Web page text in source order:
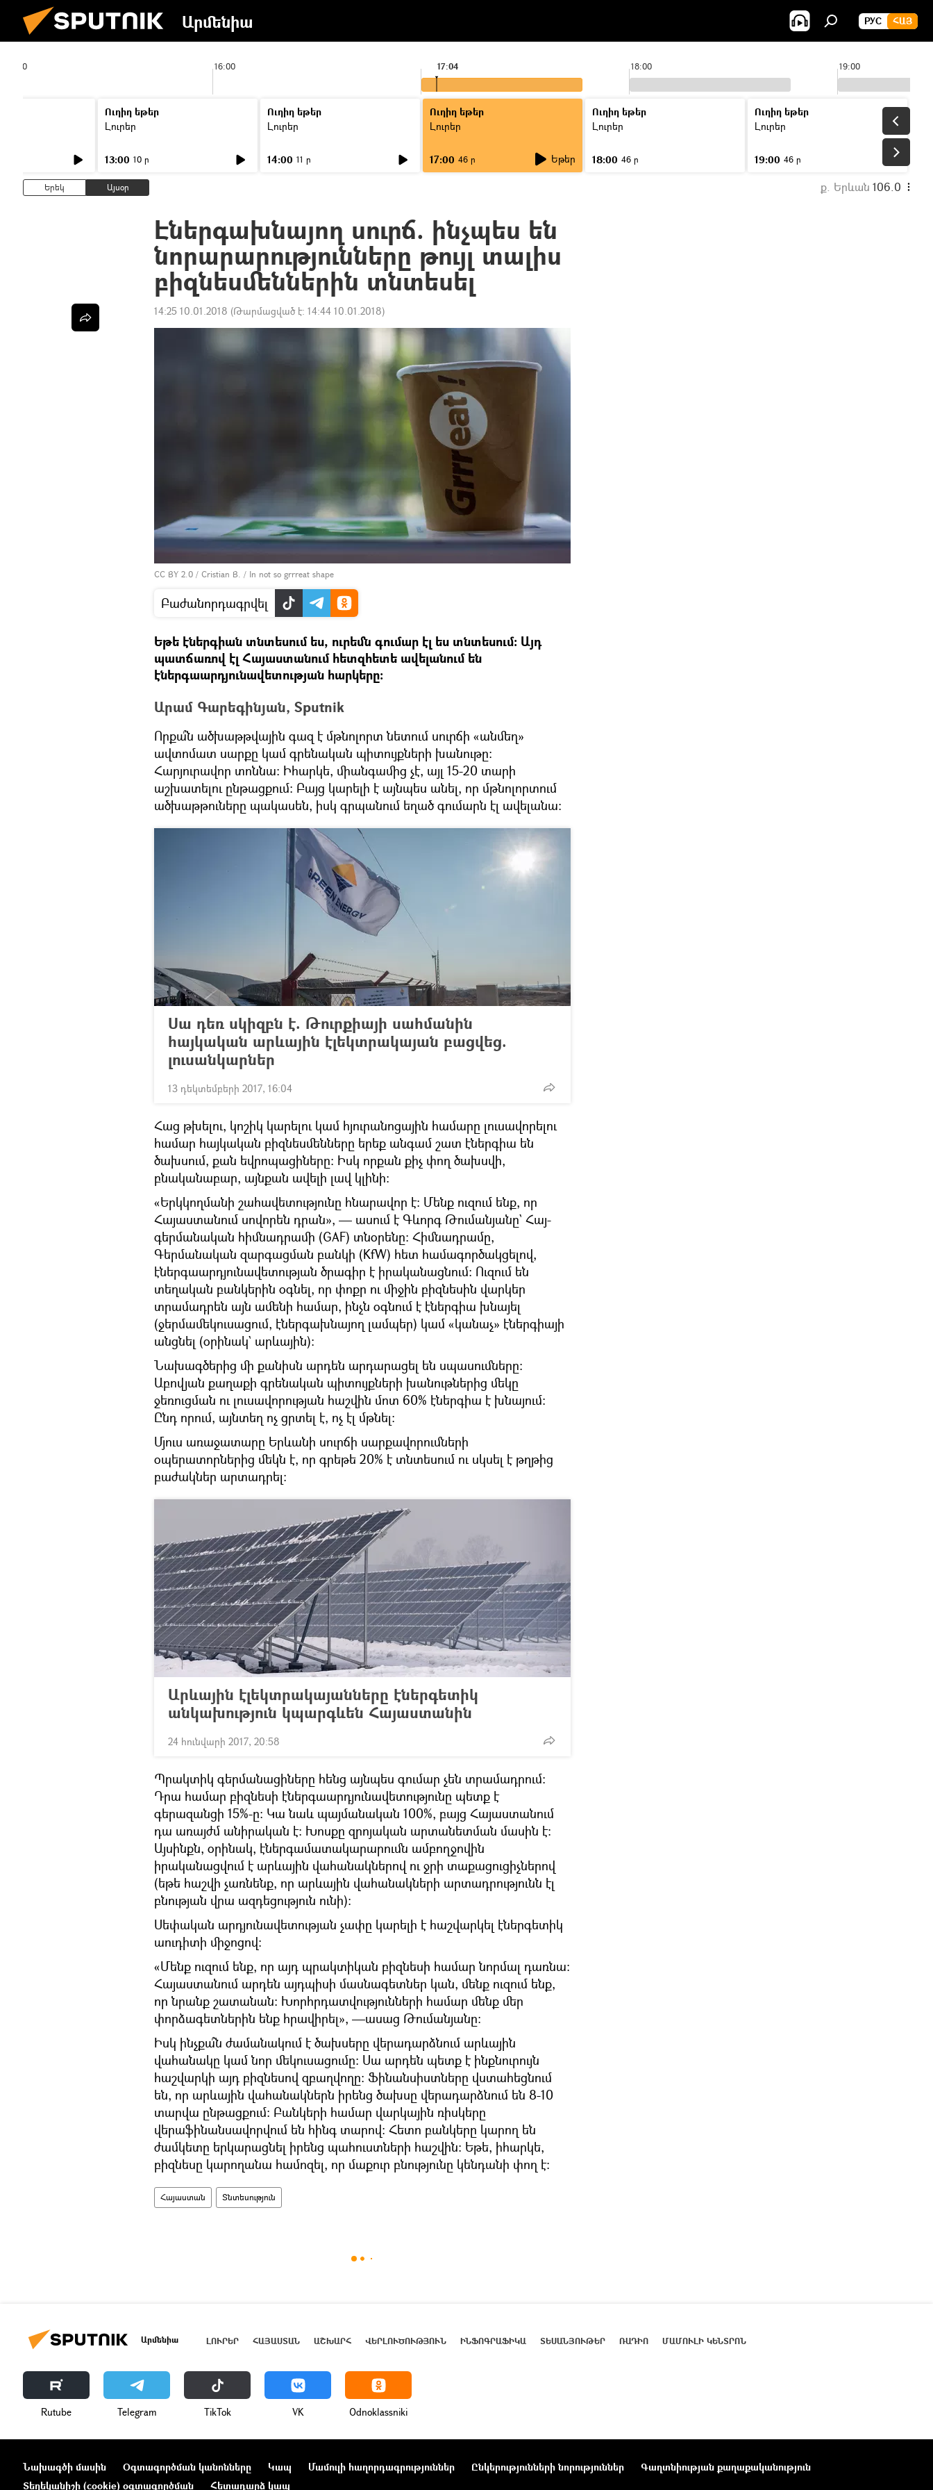
Արմենիա РУС ՀԱՅ
15:00 16:00 18:00 19:00
17:04
Ուղիղ եթեր
Լուրեր
13:00 10 ր
Ուղիղ եթեր
Լուրեր
14:00 11 ր
Ուղիղ եթեր
Լուրեր
17:00 46 ր Եթեր
Ուղիղ եթեր
Լուրեր
18:00 46 ր
Ուղիղ եթեր
Լուրեր
19:00 46 ր
Երեկ Այսօր ք. Երևան 106.0
Էներգախնայող սուրճ. ինչպես են
նորարարությունները թույլ տալիս
բիզնեսմեններին տնտեսել
14:25 10.01.2018 (Թարմացված է: 14:44 10.01.2018)
CC BY 2.0 / Cristian B. / In not so grrreat shape
Բաժանորդագրվել
Եթե էներգիան տնտեսում ես, ուրեմն գումար էլ ես տնտեսում։ Այդ
պատճառով էլ Հայաստանում հետզհետե ավելանում են
էներգաարդյունավետության հարկերը։
Արամ Գարեգինյան, Sputnik
Որքա՞ն ածխաթթվային գազ է մթնոլորտ նետում սուրճի «անմեղ»
ավտոմատ սարքը կամ գրենական պիտույքների խանութը։
Հարյուրավոր տոննա։ Իհարկե, միանգամից չէ, այլ 15-20 տարի
աշխատելու ընթացքում։ Բայց կարելի է այնպես անել, որ մթնոլորտում
ածխաթթուները պակասեն, իսկ գրպանում եղած գումարն էլ ավելանա։
Սա դեռ սկիզբն է. Թուրքիայի սահմանին
հայկական արևային էլեկտրակայան բացվեց.
լուսանկարներ
13 դեկտեմբերի 2017, 16:04
Հաց թխելու, կոշիկ կարելու կամ հյուրանոցային համարը լուսավորելու
համար հայկական բիզնեսմենները երեք անգամ շատ էներգիա են
ծախսում, քան եվրոպացիները։ Իսկ որքան քիչ փող ծախսվի,
բնականաբար, այնքան ավելի լավ կլինի։
«Երկկողմանի շահավետությունը հնարավոր է։ Մենք ուզում ենք, որ
Հայաստանում սովորեն դրան», — ասում է Գևորգ Թումանյանը` Հայ-
գերմանական հիմնադրամի (GAF) տնօրենը։ Հիմնադրամը,
Գերմանական զարգացման բանկի (KfW) հետ համագործակցելով,
էներգաարդյունավետության ծրագիր է իրականացնում։ Ուզում են
տեղական բանկերին օգնել, որ փոքր ու միջին բիզնեսին վարկեր
տրամադրեն այն ամենի համար, ինչն օգնում է էներգիա խնայել
(ջերմամեկուսացում, էներգախնայող լամպեր) կամ «կանաչ» էներգիայի
անցնել (օրինակ` արևային)։
Նախագծերից մի քանիսն արդեն արդարացել են սպասումները։
Աբովյան քաղաքի գրենական պիտույքների խանութներից մեկը
ջեռուցման ու լուսավորության հաշվին մոտ 60% էներգիա է խնայում։
Ընդ որում, այնտեղ ոչ ցրտել է, ոչ էլ մթնել։
Մյուս առաջատարը Երևանի սուրճի սարքավորումների
օպերատորներից մեկն է, որ գրեթե 20% է տնտեսում ու սկսել է թղթից
բաժակներ արտադրել։
Արևային էլեկտրակայանները էներգետիկ
անկախություն կպարգևեն Հայաստանին
24 հունվարի 2017, 20:58
Պրակտիկ գերմանացիները հենց այնպես գումար չեն տրամադրում։
Դրա համար բիզնեսի էներգաարդյունավետությունը պետք է
գերազանցի 15%-ը։ Կա նաև պայմանական 100%, բայց Հայաստանում
դա առայժմ անիրական է։ Խոսքը զրոյական արտանետման մասին է։
Այսինքն, օրինակ, էներգամատակարարումն ամբողջովին
իրականացվում է արևային վահանակներով ու ջրի տաքացուցիչներով
(եթե հաշվի չառնենք, որ արևային վահանակների արտադրությունն էլ
բնության վրա ազդեցություն ունի)։
Սեփական արդյունավետության չափը կարելի է հաշվարկել էներգետիկ
աուդիտի միջոցով։
«Մենք ուզում ենք, որ այդ պրակտիկան բիզնեսի համար նորմալ դառնա։
Հայաստանում արդեն այդպիսի մասնագետներ կան, մենք ուզում ենք,
որ նրանք շատանան։ Խորհրդատվությունների համար մենք մեր
փորձագետներին ենք հրավիրել», —ասաց Թումանյանը։
Իսկ ինչքա՞ն ժամանակում է ծախսերը վերադարձնում արևային
վահանակը կամ նոր մեկուսացումը։ Սա արդեն պետք է ինքնուրույն
հաշվարկի այդ բիզնեսով զբաղվողը։ Ֆինանսիստները վստահեցնում
են, որ արևային վահանակներն իրենց ծախսը վերադարձնում են 8-10
տարվա ընթացքում։ Բանկերի համար վարկային ռիսկերը
վերաֆինանսավորվում են հինգ տարով։ Հետո բանկերը կարող են
ժամկետը երկարացնել իրենց պահուստների հաշվին։ Եթե, իհարկե,
բիզնեսը կարողանա համոզել, որ մաքուր բնությունը կենդանի փող է։
Հայաստան Տնտեսություն
Արմենիա ԼՈՒՐԵՐ ՀԱՅԱՍՏԱՆ ԱՇԽԱՐՀ ՎԵՐԼՈՒԾՈՒԹՅՈՒՆ ԻՆՖՈԳՐԱՖԻԿԱ ՏԵՍԱՆՅՈՒԹԵՐ ՌԱԴԻՈ ՄԱՄՈՒԼԻ ԿԵՆՏՐՈՆ
Rutube Telegram ТikТоk VK Odnoklassniki
Նախագծի մասին Օգտագործման կանոնները Կապ Մամուլի հաղորդագրություններ Ընկերությունների նորություններ
Գաղտնիության քաղաքականություն
Տեղեկանիշի (cookie) օգտագործման
Հետադարձ կապ